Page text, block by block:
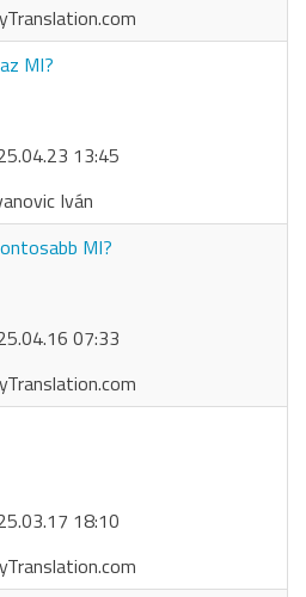
MI?
13:45
Iván
MI?
07:33
18:10